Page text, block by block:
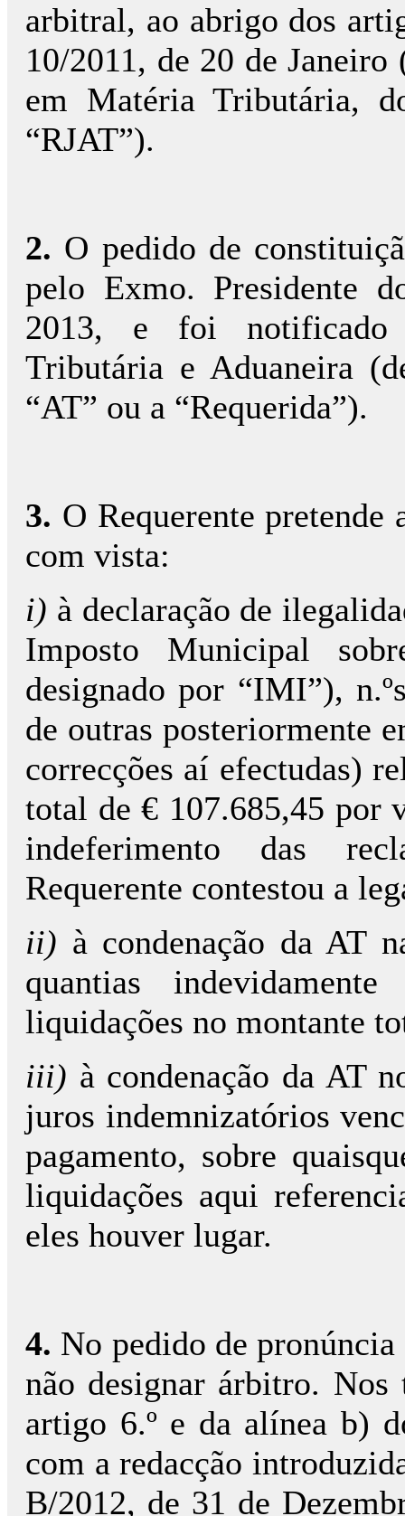
arbitral, ao abrigo dos
10/2011, de 20 de
em Matéria Tributária,
“RJAT”).
2. O pedido de
pelo Exmo. Presidente
2013, e foi notificado
Tributária e Aduaneira
“AT” ou a “Requerida”).
3. O Requerente
com vista:
i) à declaração de
Imposto Municipal
designado por “IMI”),
de outras posteriormente
correcções aí efectudas)
total de € 107.685,45 por
indeferimento das
Requerente contestou a
ii) à condenação da AT
quantias
liquidações no montante
iii) à condenação da AT
juros indemnizatórios
pagamento, sobre
liquidações aqui
eles houver lugar.
4. No pedido de
não designar árbitro.
artigo 6.º e da alínea b)
com a redacção
B/2012, de 31 de